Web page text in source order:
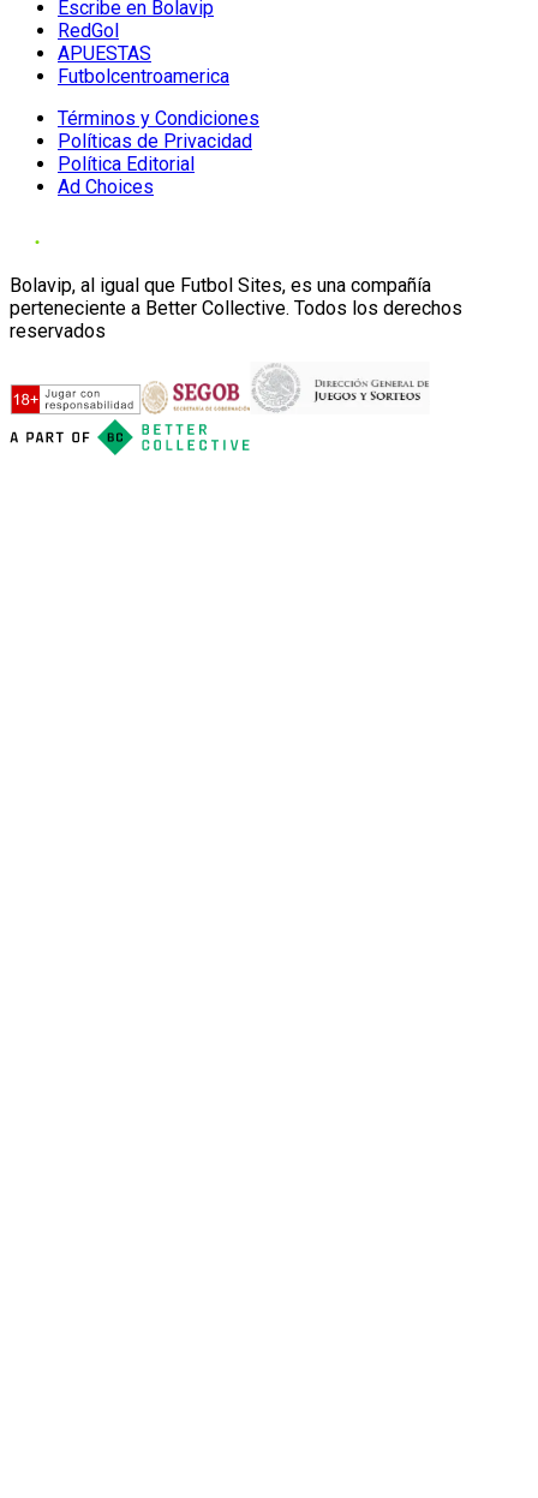
Escribe en Bolavip
RedGol
APUESTAS
Futbolcentroamerica
Términos y Condiciones
Políticas de Privacidad
Política Editorial
Ad Choices
Bolavip, al igual que Futbol Sites, es una compañía
perteneciente a Better Collective. Todos los derechos
reservados